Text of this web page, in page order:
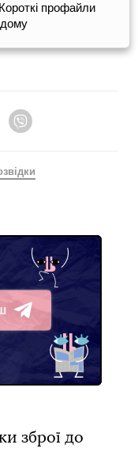
Короткі профайли
Telegram
зброї до